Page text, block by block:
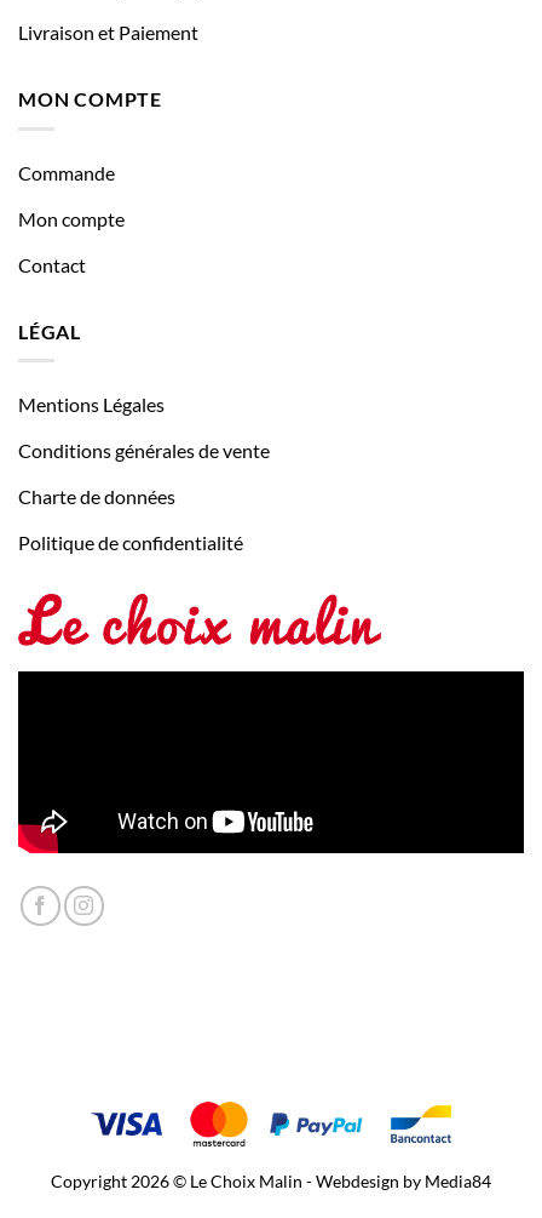
Livraison et Paiement
MON COMPTE
Commande
Mon compte
Contact
LÉGAL
Mentions Légales
Conditions générales de vente
Charte de données
Politique de confidentialité
Copyright 2026 © Le Choix Malin - Webdesign by Media84